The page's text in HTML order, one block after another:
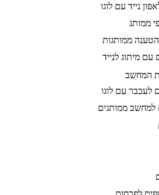
נייד עם לוגו
ממותג
ממותגות
עם מיתוג לנייד
המחשב
לעכבר עם לוגו
למחשב ממותגים